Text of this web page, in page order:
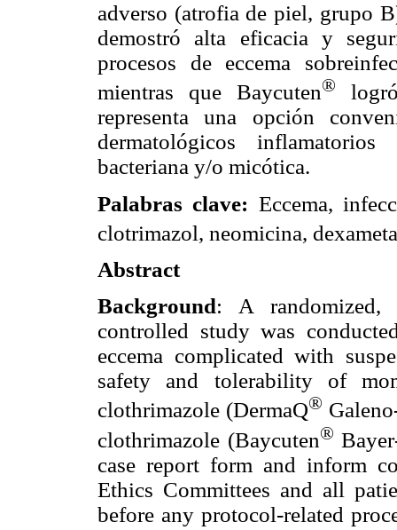
adverso (atrofia de piel, grupo
demostró alta eficacia y
procesos de eccema
mientras que Baycuten®
representa una opción
dermatológicos
bacteriana y/o micótica.
Palabras clave: Eccema,
clotrimazol, neomicina,
Abstract
Background: A randomized,
controlled study was
eccema complicated with
safety and tolerability of
clothrimazole (DermaQ®
clothrimazole (Baycuten®
case report form and inform
Ethics Committees and all
before any protocol-related